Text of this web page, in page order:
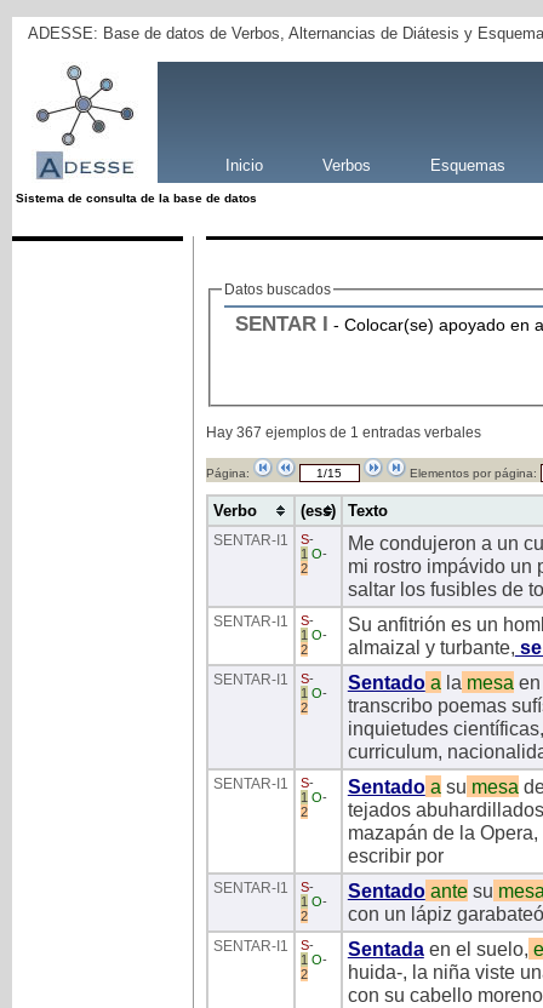
ADESSE: Base de datos de Verbos, Alternancias de Diátesis y
Inicio Verbos Esquemas
Sistema de consulta de la base de datos
Datos buscados
SENTAR I - Colocar(se) apoyado en
Hay 367 ejemplos de 1 entradas verbales
Página: Elementos por página:
Verbo (ess) Texto
SENTAR-I1 S-
1 O-
2
Me condujeron a un
mi rostro impávido un
saltar los fusibles de
SENTAR-I1 S-
1 O-
2
Su anfitrión es un
almaizal y turbante,
SENTAR-I1 S-
1 O-
2
Sentadoa la mesa
transcribo poemas
inquietudes
curriculum,
SENTAR-I1 S-
1 O-
2
Sentadoa su mesa
tejados
mazapán de la
escribir por
SENTAR-I1 S-
1 O-
2
Sentadoantesu
con un lápiz
SENTAR-I1 S-
1 O-
2
Sentadaen el suelo,
huida-, la niña viste
con su cabello